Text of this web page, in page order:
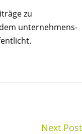
zu
unternehmens-
Next Post